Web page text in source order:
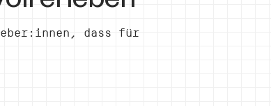
dass für